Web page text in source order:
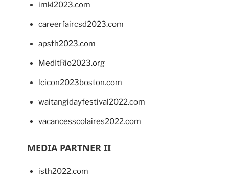
imkl2023.com
careerfaircsd2023.com
apsth2023.com
MedItRio2023.org
lcicon2023boston.com
waitangidayfestival2022.com
vacancesscolaires2022.com
MEDIA PARTNER II
isth2022.com